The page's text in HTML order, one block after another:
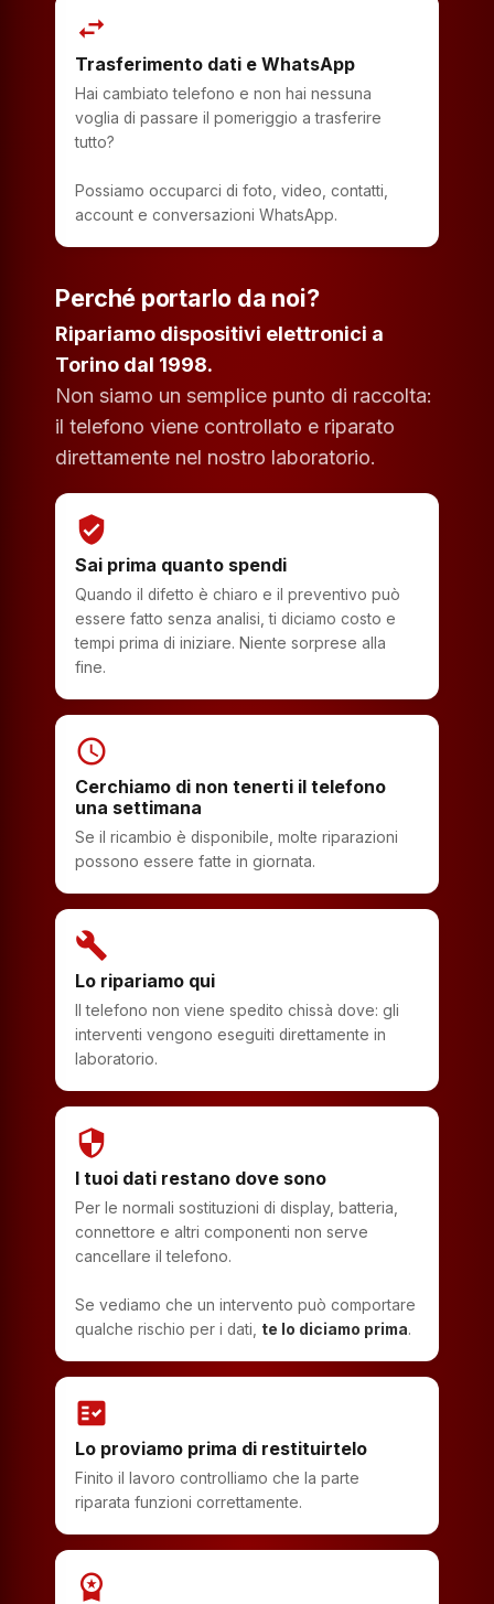
swap_horiz
Trasferimento dati e WhatsApp
Hai cambiato telefono e non hai nessuna
voglia di passare il pomeriggio a trasferire
tutto?
Possiamo occuparci di foto, video, contatti,
account e conversazioni WhatsApp.
Perché portarlo da noi?
Ripariamo dispositivi elettronici a
Torino dal 1998.
Non siamo un semplice punto di raccolta:
il telefono viene controllato e riparato
direttamente nel nostro laboratorio.
verified_user
Sai prima quanto spendi
Quando il difetto è chiaro e il preventivo può
essere fatto senza analisi, ti diciamo costo e
tempi prima di iniziare. Niente sorprese alla
fine.
schedule
Cerchiamo di non tenerti il telefono
una settimana
Se il ricambio è disponibile, molte riparazioni
possono essere fatte in giornata.
build
Lo ripariamo qui
Il telefono non viene spedito chissà dove: gli
interventi vengono eseguiti direttamente in
laboratorio.
security
I tuoi dati restano dove sono
Per le normali sostituzioni di display, batteria,
connettore e altri componenti non serve
cancellare il telefono.
Se vediamo che un intervento può comportare
qualche rischio per i dati, te lo diciamo prima.
fact_check
Lo proviamo prima di restituirtelo
Finito il lavoro controlliamo che la parte
riparata funzioni correttamente.
workspace_premium